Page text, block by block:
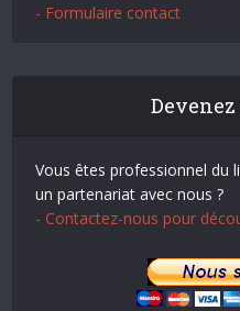
- Formulaire contact
Vous êtes professionnel du
un partenariat avec nous ?
- Contactez-nous pour